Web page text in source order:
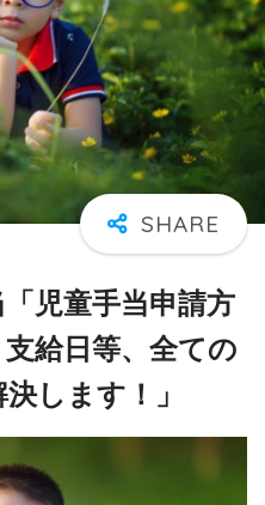
児童手当申請方
給日等、全ての
します！」